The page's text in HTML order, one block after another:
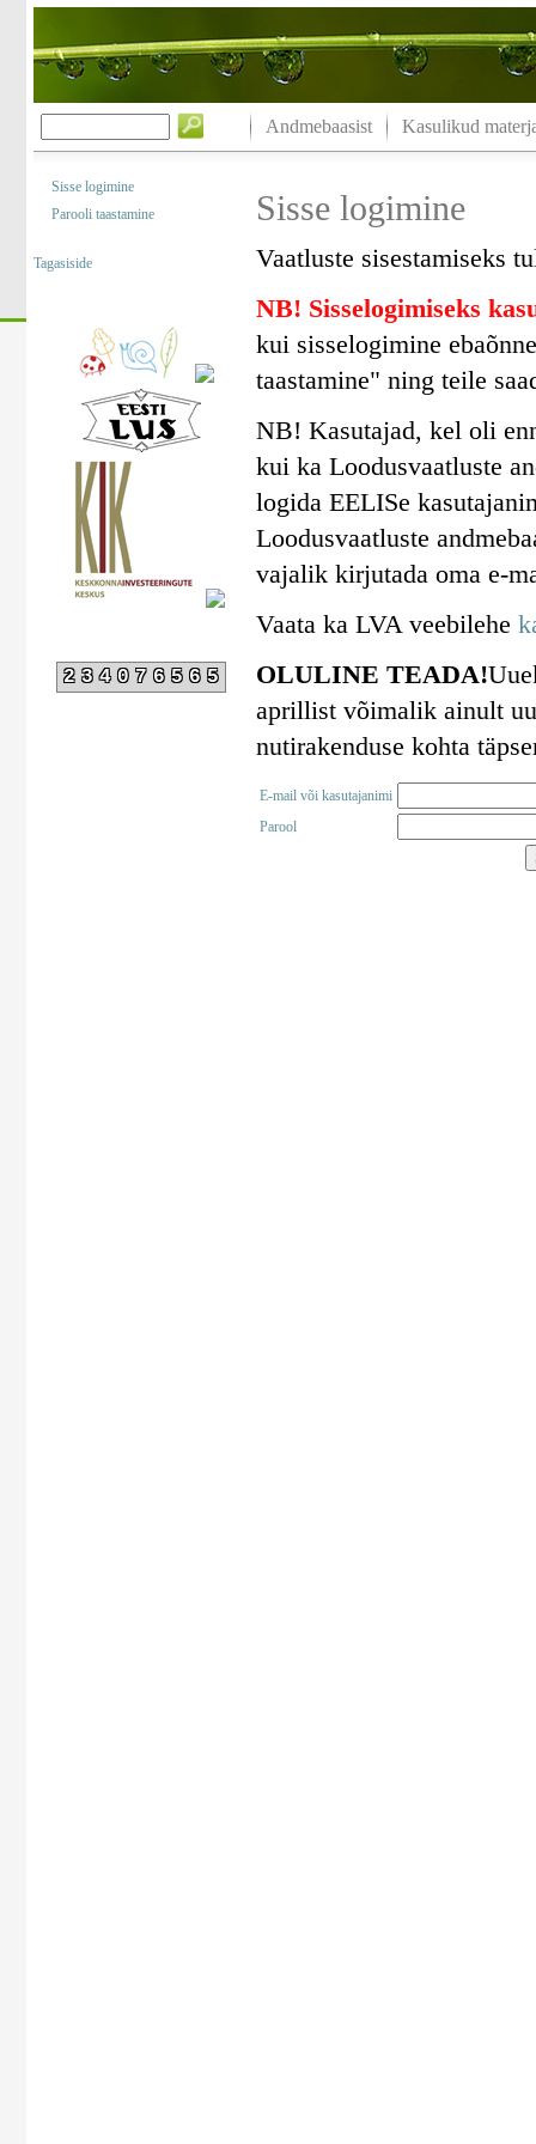
Andmebaasist Kasulikud
Sisse logimine
Parooli taastamine
Tagasiside
234076565
Sisse logimine
Vaatluste sisestamiseks
NB! Sisselogimiseks
kui sisselogimine
taastamine" ning teile
NB! Kasutajad, kel oli
kui ka Loodusvaatluste
logida EELISe
Loodusvaatluste
vajalik kirjutada oma e-
Vaata ka LVA veebilehe
OLULINE TEADA!
aprillist võimalik ainult
nutirakenduse kohta
E-mail või kasutajanimi
Parool